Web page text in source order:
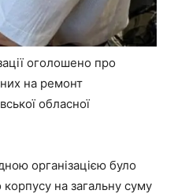
оголошено про
на ремонт
обласної
організацією було
на загальну суму